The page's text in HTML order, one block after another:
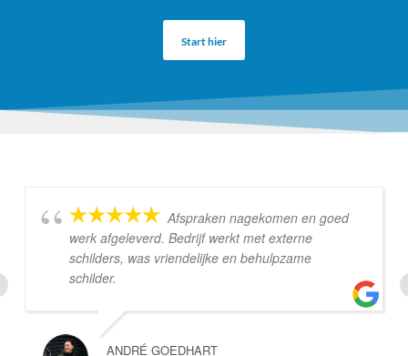
Start hier
Afspraken nagekomen en goed
werk afgeleverd. Bedrijf werkt met externe
schilders, was vriendelijke en behulpzame
schilder.
ANDRÉ GOEDHART